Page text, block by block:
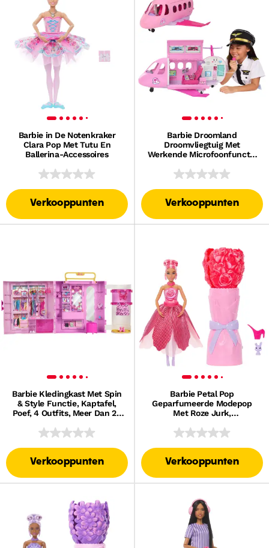
Barbie in De Notenkraker
Clara Pop Met Tutu En
Ballerina-Accessoires
Verkooppunten
Barbie Droomland
Droomvliegtuig Met
Werkende Microfoonfunctie
Verkooppunten
Barbie Kledingkast Met Spin
& Style Functie, Kaptafel,
Poef, 4 Outfits, Meer Dan 20
Opbergruimte
Verkooppunten
Barbie Petal Pop
Geparfumeerde Modepop
Met Roze Jurk,
Konijn En Meer
Verkooppunten